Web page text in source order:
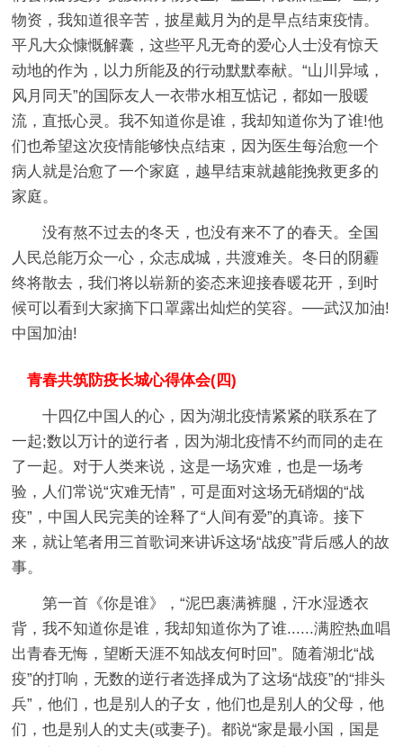
物资，我知道很辛苦，披星戴月为的是早点结束疫情。
平凡大众慷慨解囊，这些平凡无奇的爱心人士没有惊天
动地的作为，以力所能及的行动默默奉献。“山川异域，
风月同天”的国际友人一衣带水相互惦记，都如一股暖
流，直抵心灵。我不知道你是谁，我却知道你为了谁!他
们也希望这次疫情能够快点结束，因为医生每治愈一个
病人就是治愈了一个家庭，越早结束就越能挽救更多的
家庭。
没有熬不过去的冬天，也没有来不了的春天。全国
人民总能万众一心，众志成城，共渡难关。冬日的阴霾
终将散去，我们将以崭新的姿态来迎接春暖花开，到时
候可以看到大家摘下口罩露出灿烂的笑容。──武汉加油!
中国加油!
青春共筑防疫长城心得体会(四)
十四亿中国人的心，因为湖北疫情紧紧的联系在了
一起;数以万计的逆行者，因为湖北疫情不约而同的走在
了一起。对于人类来说，这是一场灾难，也是一场考
验，人们常说“灾难无情”，可是面对这场无硝烟的“战
疫”，中国人民完美的诠释了“人间有爱”的真谛。接下
来，就让笔者用三首歌词来讲诉这场“战疫”背后感人的故
事。
第一首《你是谁》，“泥巴裹满裤腿，汗水湿透衣
背，我不知道你是谁，我却知道你为了谁......满腔热血唱
出青春无悔，望断天涯不知战友何时回”。随着湖北“战
疫”的打响，无数的逆行者选择成为了这场“战疫”的“排头
兵”，他们，也是别人的子女，他们也是别人的父母，他
们，也是别人的丈夫(或妻子)。都说“家是最小国，国是